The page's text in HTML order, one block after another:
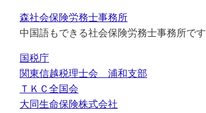
森社会保険労務士事務所
中国語もできる社会保険労務士事務所です
国税庁
関東信越税理士会 浦和支部
ＴＫＣ全国会
大同生命保険株式会社